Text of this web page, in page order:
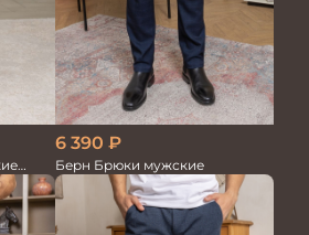
6 390 ₽
Берн Брюки мужские